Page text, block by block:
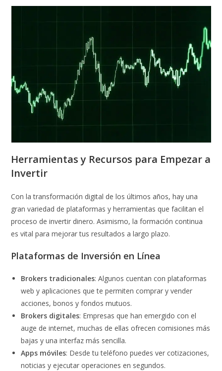
Herramientas y Recursos para Empezar a
Invertir
Con la transformación digital de los últimos años, hay una
gran variedad de plataformas y herramientas que facilitan el
proceso de invertir dinero. Asimismo, la formación continua
es vital para mejorar tus resultados a largo plazo.
Plataformas de Inversión en Línea
Brokers tradicionales: Algunos cuentan con plataformas
web y aplicaciones que te permiten comprar y vender
acciones, bonos y fondos mutuos.
Brokers digitales: Empresas que han emergido con el
auge de internet, muchas de ellas ofrecen comisiones más
bajas y una interfaz más sencilla.
Apps móviles: Desde tu teléfono puedes ver cotizaciones,
noticias y ejecutar operaciones en segundos.